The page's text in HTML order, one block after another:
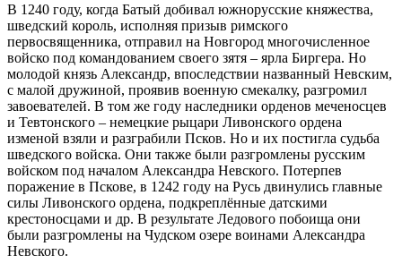
В 1240 году, когда Батый добивал южнорусские княжества,
шведский король, исполняя призыв римского
первосвященника, отправил на Новгород многочисленное
войско под командованием своего зятя – ярла Биргера. Но
молодой князь Александр, впоследствии названный Невским,
с малой дружиной, проявив военную смекалку, разгромил
завоевателей. В том же году наследники орденов меченосцев
и Тевтонского – немецкие рыцари Ливонского ордена
изменой взяли и разграбили Псков. Но и их постигла судьба
шведского войска. Они также были разгромлены русским
войском под началом Александра Невского. Потерпев
поражение в Пскове, в 1242 году на Русь двинулись главные
силы Ливонского ордена, подкреплённые датскими
крестоносцами и др. В результате Ледового побоища они
были разгромлены на Чудском озере воинами Александра
Невского.